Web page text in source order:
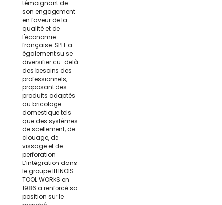
témoignant de
son engagement
en faveur de la
qualité et de
l'économie
française. SPIT a
également su se
diversifier au-delà
des besoins des
professionnels,
proposant des
produits adaptés
au bricolage
domestique tels
que des systèmes
de scellement, de
clouage, de
vissage et de
perforation.
L’intégration dans
le groupe ILLINOIS
TOOL WORKS en
1986 a renforcé sa
position sur le